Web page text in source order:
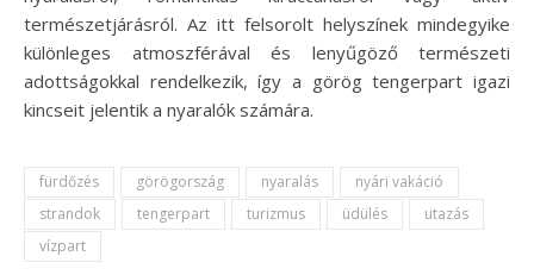
természetjárásról. Az itt felsorolt helyszínek mindegyike
különleges atmoszférával és lenyűgöző természeti
adottságokkal rendelkezik, így a görög tengerpart igazi
kincseit jelentik a nyaralók számára.
fürdőzés görögország nyaralás
nyári vakáció
strandok
tengerpart turizmus üdülés
utazás
vízpart